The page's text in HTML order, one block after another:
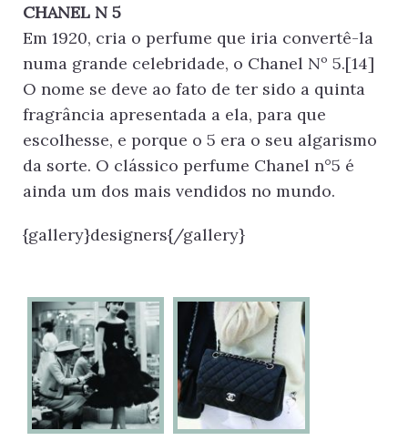
CHANEL N 5
Em 1920, cria o perfume que iria convertê-la
numa grande celebridade, o Chanel Nº 5.[14]
O nome se deve ao fato de ter sido a quinta
fragrância apresentada a ela, para que
escolhesse, e porque o 5 era o seu algarismo
da sorte. O clássico perfume Chanel n°5 é
ainda um dos mais vendidos no mundo.
{gallery}designers{/gallery}